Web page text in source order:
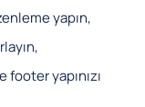
yapın,
footer yapınızı